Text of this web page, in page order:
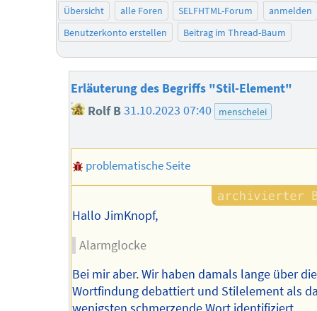
Übersicht alle Foren SELFHTML-Forum
anmelden
Benutzerkonto erstellen
Beitrag im Thread-Baum
Erläuterung des Begriffs "Stil-Element"
Rolf B 31.10.2023 07:40 menschelei
problematische Seite
Hallo JimKnopf,
Alarmglocke
Bei mir aber. Wir haben damals lange über
Wortfindung debattiert und Stilelement als